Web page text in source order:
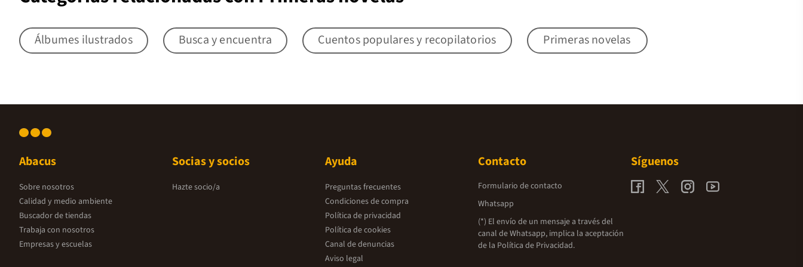
Álbumes ilustrados Busca y encuentra Cuentos populares y recopilatorios Primeras novelas
Abacus
Sobre nosotros
Calidad y medio ambiente
Buscador de tiendas
Trabaja con nosotros
Empresas y escuelas
Socias y socios
Hazte socio/a
Ayuda
Preguntas frecuentes
Condiciones de compra
Política de privacidad
Política de cookies
Canal de denuncias
Aviso legal
Contacto
Formulario de contacto
Whatsapp
(*) El envío de un mensaje a través del
canal de Whatsapp, implica la aceptación
de la Política de Privacidad.
Síguenos